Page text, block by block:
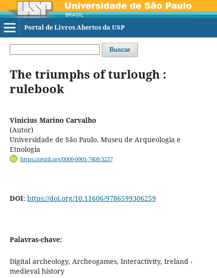
Portal de Livros Abertos da USP
Buscar
The triumphs of turlough :
rulebook
Vinicius Marino Carvalho
(Autor)
Universidade de São Paulo. Museu de Arqueologia e
Etnologia
https://orcid.org/0000-0001-7408-3257
DOI: https://doi.org/10.11606/9786599306259
Palavras-chave:
Digital archeology, Archeogames, Interactivity, Ireland -
medieval history